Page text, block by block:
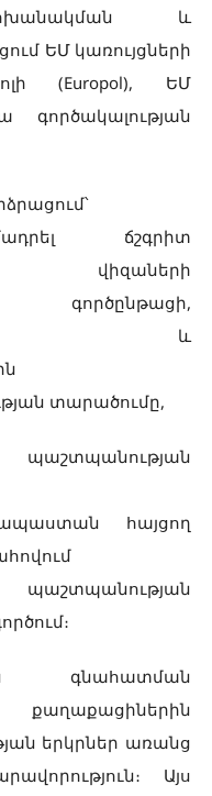
և
ԵՄ կառույցների
(Europol), ԵՄ
ճշգրիտ
վիզաների
և
տարածումը,
պաշտպանության
հայցող
գնահատման
քաղաքացիներին
երկրներ առանց
Այս